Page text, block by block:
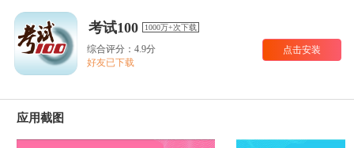
考试100 1000万+次下载
综合评分：4.9分
好友已下载
点击安装
应用截图